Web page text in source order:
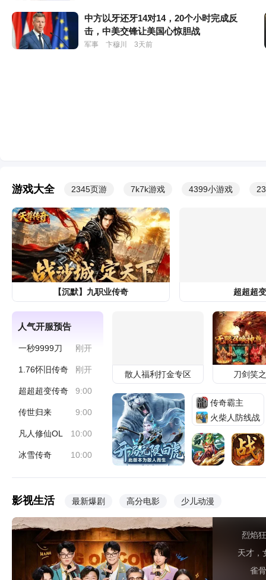
游戏 来玩传奇啊！包红的！0充爆神级刀刀红装！
中方以牙还牙14对14，20个小时完成反
击，中美交锋让美国心惊胆战
军事 卞穆川 3天前
头条 方块零零幺 3天前
7月31日，100万捐款给日本，郑丽文这一
递，递在了中国人的伤口上
军事 史之春秋 3天前
为什么人类很难活过100岁？元凶不是疾
病，答案早在2亿年前已注定
社会 狮子头萌萌
惊悚冒险大片《逃出绝命街》预售开启 安
游戏大全 2345页游 7k7k游戏 4399小游戏
【沉默】九职业传奇 超超超
人气开服预告
一秒9999刀 刚开
1.76怀旧传奇 刚开
超超超变传奇 9:00
传世归来 9:00
凡人修仙OL 10:00
冰雪传奇 10:00
散人福利打金专区 刀剑笑
传奇霸主
火柴人防线战
影视生活 最新爆剧 高分电影 少儿动漫
烈焰
天才，
雀骨